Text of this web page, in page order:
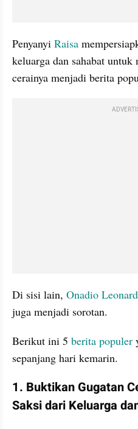
Penyanyi Raisa
keluarga dan sahabat
cerainya menjadi berita
Di sisi lain, Onadio
juga menjadi sorotan.
Berikut ini 5 berita populer
sepanjang hari kemarin.
1. Buktikan Gugatan
Saksi dari Keluarga